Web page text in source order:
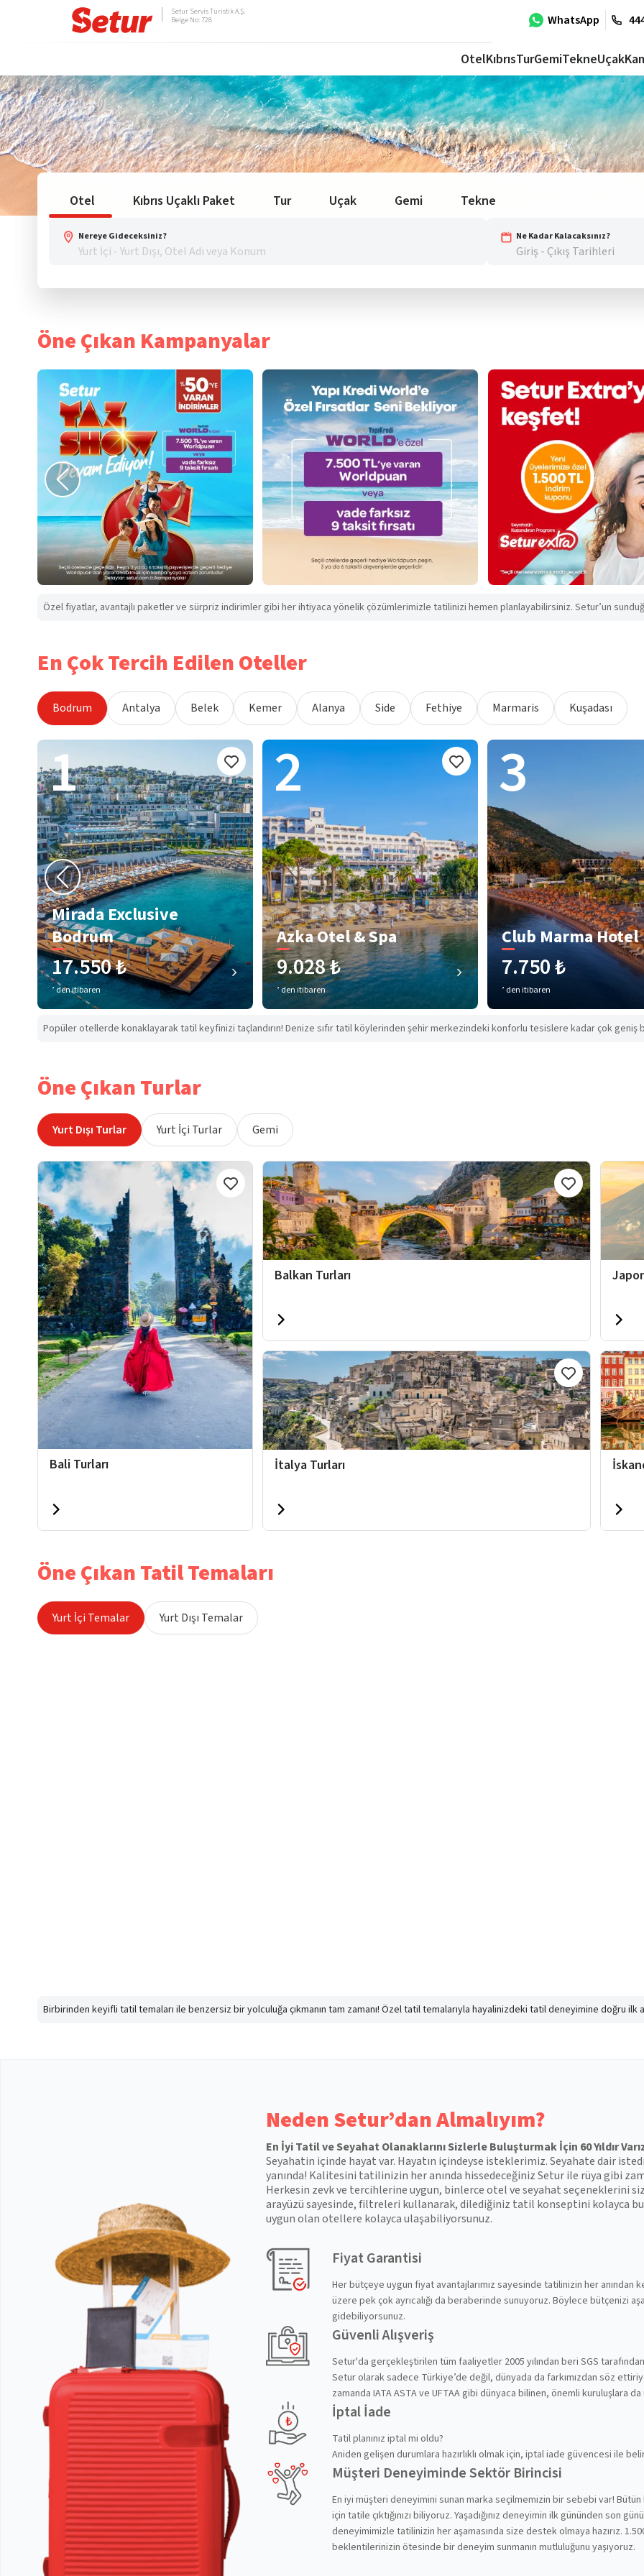
WhatsApp
Setur Servis Turistik A.Ş.
Belge No: 728
OtelKıbrısTurGemiTekneUçak
Otel Kıbrıs Uçaklı Paket Tur Uçak Gemi Tekne
Nereye Gideceksiniz? Ne Kadar Kalacaksınız?
Giriş - Çıkış Tarihleri
Öne Çıkan Kampanyalar
Özel fiyatlar, avantajlı paketler ve sürpriz indirimler gibi her ihtiyaca yönelik çözümlerimizle tatilinizi hemen planlayabilirsiniz. Setur’un
En Çok Tercih Edilen Oteller
Bodrum Antalya Belek Kemer Alanya Side Fethiye Marmaris Kuşadası
1
Mirada Exclusive
Bodrum
17.550 ₺
’ den itibaren
2
Azka Otel & Spa
9.028 ₺
’ den itibaren
3
Club Marma Hotel
7.750 ₺
’ den itibaren
Popüler otellerde konaklayarak tatil keyfinizi taçlandırın! Denize sıfır tatil köylerinden şehir merkezindeki konforlu tesislere kadar çok geniş
Öne Çıkan Turlar
Yurt Dışı Turlar Yurt İçi Turlar Gemi
Bali Turları
Balkan Turları
İtalya Turları
Öne Çıkan Tatil Temaları
Yurt İçi Temalar Yurt Dışı Temalar
Birbirinden keyifli tatil temaları ile benzersiz bir yolculuğa çıkmanın tam zamanı! Özel tatil temalarıyla hayalinizdeki tatil deneyimine doğru ilk
Neden Setur’dan Almalıyım?
En İyi Tatil ve Seyahat Olanaklarını Sizlerle Buluşturmak İçin 60 Yıldır
Seyahatin içinde hayat var. Hayatın içindeyse isteklerimiz. Seyahate dair
yanında! Kalitesini tatilinizin her anında hissedeceğiniz Setur ile rüya gibi
Herkesin zevk ve tercihlerine uygun, binlerce otel ve seyahat seçeneklerini
arayüzü sayesinde, filtreleri kullanarak, dilediğiniz tatil konseptini kolayca
uygun olan otellere kolayca ulaşabiliyorsunuz.
Fiyat Garantisi
Her bütçeye uygun fiyat avantajlarımız sayesinde tatilinizin her anından
üzere pek çok ayrıcalığı da beraberinde sunuyoruz. Böylece bütçenizi
gidebiliyorsunuz.
Güvenli Alışveriş
Setur'da gerçekleştirilen tüm faaliyetler 2005 yılından beri SGS
Setur olarak sadece Türkiye’de değil, dünyada da farkımızdan söz
zamanda IATA ASTA ve UFTAA gibi dünyaca bilinen, önemli kuruluşlara
İptal İade
Tatil planınız iptal mi oldu?
Aniden gelişen durumlara hazırlıklı olmak için, iptal iade güvencesi ile
Müşteri Deneyiminde Sektör Birincisi
En iyi müşteri deneyimini sunan marka seçilmemizin bir sebebi var!
için tatile çıktığınızı biliyoruz. Yaşadığınız deneyimin ilk gününden son
deneyimimizle tatilinizin her aşamasında size destek olmaya hazırız.
beklentilerinizin ötesinde bir deneyim sunmanın mutluluğunu yaşıyoruz.